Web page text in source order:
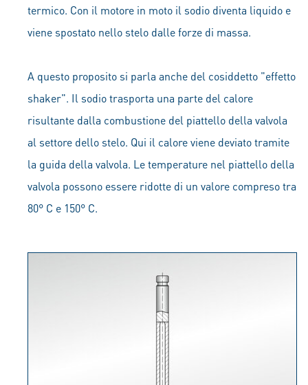
termico. Con il motore in moto il sodio diventa liquido e
viene spostato nello stelo dalle forze di massa.
A questo proposito si parla anche del cosiddetto "effetto
shaker". Il sodio trasporta una parte del calore
risultante dalla combustione del piattello della valvola
al settore dello stelo. Qui il calore viene deviato tramite
la guida della valvola. Le temperature nel piattello della
valvola possono essere ridotte di un valore compreso tra
80° C e 150° C.